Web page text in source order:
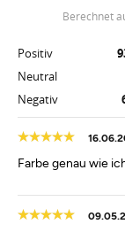
berechnet
Positiv
Neutral
Negativ
Farbe genau wie